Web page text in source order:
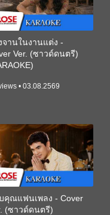
จานในงานแต่ง -
Ver. (ซาวด์ดนตรี)
• 03.08.2569
คุณแฟนเพลง - Cover
(ซาวด์ดนตรี)